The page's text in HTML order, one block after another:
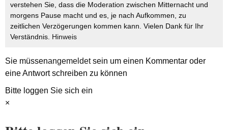
verstehen Sie, dass die Moderation zwischen Mitternacht und
morgens Pause macht und es, je nach Aufkommen, zu
zeitlichen Verzögerungen kommen kann. Vielen Dank für Ihr
Verständnis. Hinweis
Sie müssenangemeldetsein um einen Kommentar oder
eine Antwort schreiben zu können
Bitte loggen Sie sich ein
×